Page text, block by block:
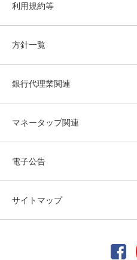
利用規約等
方針一覧
銀行代理業関連
マネータップ関連
電子公告
サイトマップ